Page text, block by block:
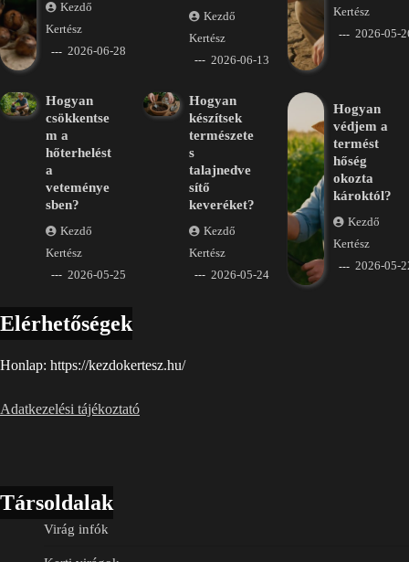
Kezdő
Kertész
2026-06-28
Kezdő
Kertész
2026-06-13
Kertész
2026-05-
Hogyan
csökkentse
m a
hőterhelést
a
veteménye
sben?
Kezdő
Kertész
2026-05-25
Hogyan
készítsek
természete
s
talajnedve
sítő
keveréket?
Kezdő
Kertész
2026-05-24
Hogyan
védjem a
termést
hőség
okozta
károktól?
Kezdő
Kertész
2026-05-
Elérhetőségek
Honlap: https://kezdokertesz.hu/
Adatkezelési tájékoztató
Társoldalak
Virág infók